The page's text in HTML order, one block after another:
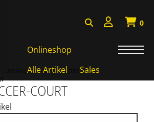
0
Onlineshop
Alle Artikel
Sales
Badminton, Faustball
Basketball Systeme
FUSSBALL-, HANDBALLTORE
COURT